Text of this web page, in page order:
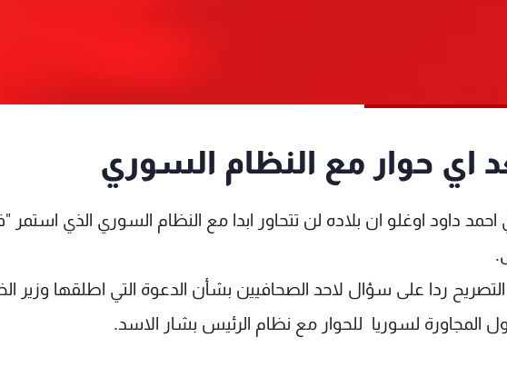
اي حوار مع النظام السوري
احمد داود اوغلو ان بلاده لن تتحاور ابدا مع النظام السوري الذي
التصريح ردا على سؤال لاحد الصحافيين بشأن الدعوة التي اطلقها وزير
المجاورة لسوريا للحوار مع نظام الرئيس بشار الاسد.